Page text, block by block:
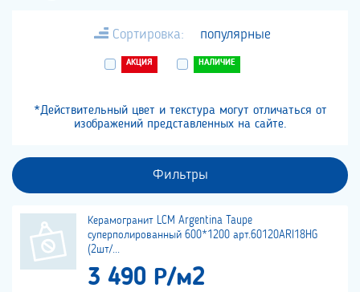
Сортировка: популярные
АКЦИЯ НАЛИЧИЕ
*Действительный цвет и текстура могут отличаться от
изображений представленных на сайте.
Фильтры
Керамогранит LCM Argentina Taupe
суперполированный 600*1200 арт.60120ARI18HG
(2шт/...
3 490 Р/м2